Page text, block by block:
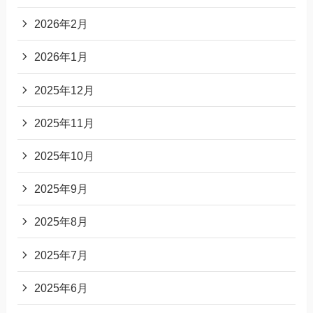
2026年2月
2026年1月
2025年12月
2025年11月
2025年10月
2025年9月
2025年8月
2025年7月
2025年6月